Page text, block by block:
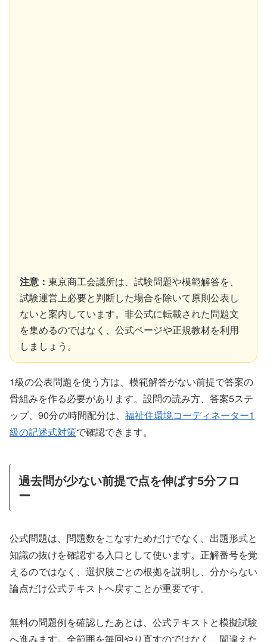
注意： 東京商工会議所は、試験問題や模範解答を、
試験運営上必要と判断した場合を除いて原則公表し
ないと案内しています。非公式に転載された問題文
を集めるのではなく、公式ページや正規教材を利用
しましょう。
1級の公表問題を使う方は、模範解答がない前提で答案の
骨組みを作る必要があります。設問の読み方、答案5ステ
ップ、90分の時間配分は、 福祉住環境コーディネーター1
級の記述式対策で確認できます。
過去問が少ない前提で点を伸ばす5分フロ
ー
公式問題は、問題数をこなすためだけでなく、出題形式と
知識の抜けを確認する入口として使います。正解番号を覚
えるのではなく、選択肢ごとの根拠を説明し、分からない
論点だけ公式テキストへ戻すことが重要です。
無料の問題例を確認したあとは、公式テキストと模擬試験
へ進みます。全範囲を毎回やり直すのではなく、間違えた